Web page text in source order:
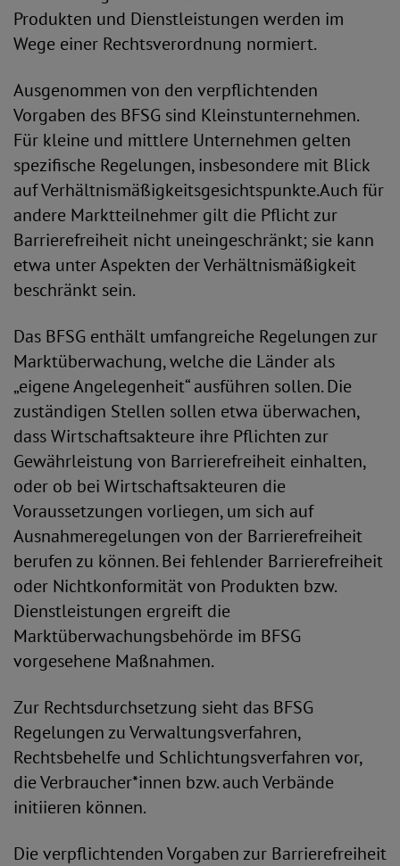
Produkten und Dienstleistungen werden im
Wege einer Rechtsverordnung normiert.
Ausgenommen von den verpflichtenden
Vorgaben des BFSG sind Kleinstunternehmen.
Für kleine und mittlere Unternehmen gelten
spezifische Regelungen, insbesondere mit Blick
auf Verhältnismäßigkeitsgesichtspunkte.Auch für
andere Marktteilnehmer gilt die Pflicht zur
Barrierefreiheit nicht uneingeschränkt; sie kann
etwa unter Aspekten der Verhältnismäßigkeit
beschränkt sein.
Das BFSG enthält umfangreiche Regelungen zur
Marktüberwachung, welche die Länder als
„eigene Angelegenheit“ ausführen sollen. Die
zuständigen Stellen sollen etwa überwachen,
dass Wirtschaftsakteure ihre Pflichten zur
Gewährleistung von Barrierefreiheit einhalten,
oder ob bei Wirtschaftsakteuren die
Voraussetzungen vorliegen, um sich auf
Ausnahmeregelungen von der Barrierefreiheit
berufen zu können. Bei fehlender Barrierefreiheit
oder Nichtkonformität von Produkten bzw.
Dienstleistungen ergreift die
Marktüberwachungsbehörde im BFSG
vorgesehene Maßnahmen.
Zur Rechtsdurchsetzung sieht das BFSG
Regelungen zu Verwaltungsverfahren,
Rechtsbehelfe und Schlichtungsverfahren vor,
die Verbraucher*innen bzw. auch Verbände
initiieren können.
Die verpflichtenden Vorgaben zur Barrierefreiheit